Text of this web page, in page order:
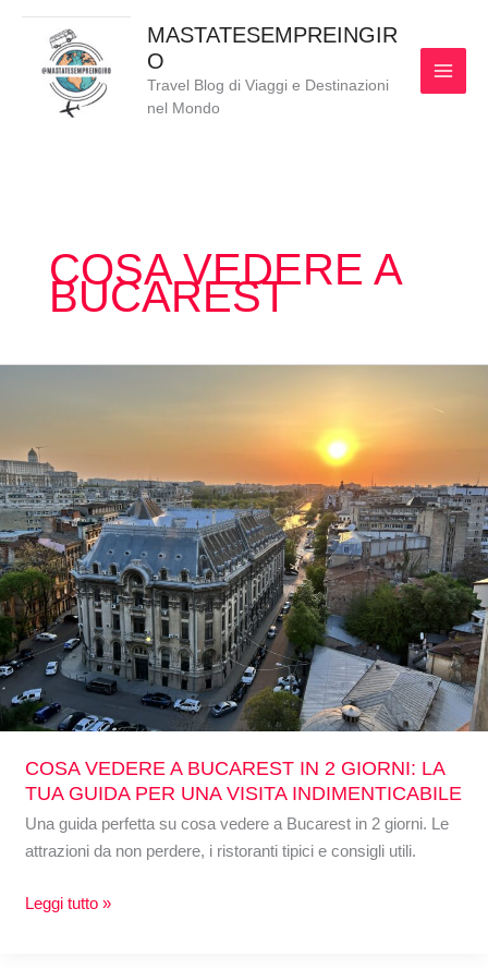
contenuto
MASTATESEMPREINGIR
O
Travel Blog di Viaggi e Destinazioni
nel Mondo
COSA VEDERE A
BUCAREST
COSA VEDERE A BUCAREST IN 2 GIORNI: LA
TUA GUIDA PER UNA VISITA INDIMENTICABILE
Una guida perfetta su cosa vedere a Bucarest in 2 giorni. Le
attrazioni da non perdere, i ristoranti tipici e consigli utili.
BUCAREST
IN
2
GIORNI:
LA
TUA
GUIDA
PER
UNA
VISITA
INDIMENTICABILE
Leggi tutto »